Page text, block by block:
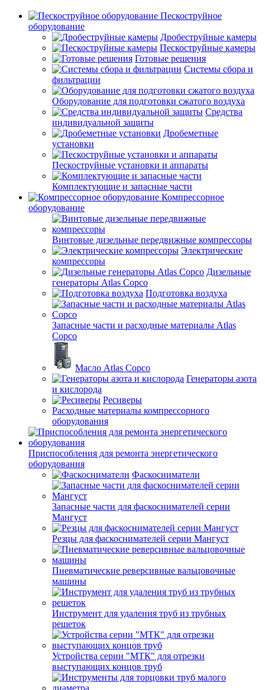
Пескоструйное
оборудование
Дробеструйные камеры
Пескоструйные камеры
Готовые решения
Системы сбора и
фильтрации
Оборудование для подготовки сжатого воздуха
Средства
индивидуальной защиты
Дробеметные
установки
Пескоструйные установки и аппараты
Комплектующие и запасные части
Компрессорное
оборудование
Винтовые дизельные передвижные компрессоры
Электрические
компрессоры
Дизельные
генераторы Atlas Copco
Подготовка воздуха
Запасные части и расходные материалы Atlas
Copco
Масло Atlas Copco
Генераторы азота
и кислорода
Ресиверы
Расходные материалы компрессорного
оборудования
Приспособления для ремонта энергетического
оборудования
Фаскосниматели
Запасные части для фаскоснимателей серии
Мангуст
Резцы для фаскоснимателей серии Мангуст
Пневматические реверсивные вальцовочные
машины
Инструмент для удаления труб из трубных
решеток
Устройства серии "МТК" для отрезки
выступающих концов труб